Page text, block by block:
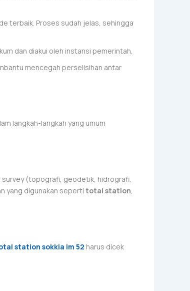
terbaik. Proses sudah jelas, sehingga
dan diakui oleh instansi pemerintah.
mencegah perselisihan antar
langkah-langkah yang umum
survey (topografi, geodetik, hidrografi,
yang digunakan seperti total station,
station sokkia im 52 harus dicek